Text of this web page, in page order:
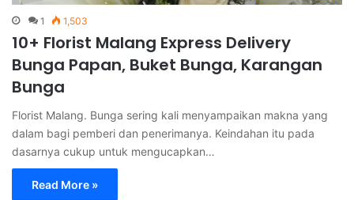
1 1,503
10+ Florist Malang Express Delivery
Bunga Papan, Buket Bunga, Karangan
Bunga
Florist Malang. Bunga sering kali menyampaikan makna yang
dalam bagi pemberi dan penerimanya. Keindahan itu pada
dasarnya cukup untuk mengucapkan…
Read More »